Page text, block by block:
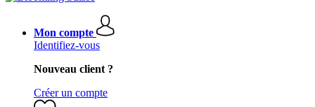
Mon compte
Identifiez-vous
Nouveau client ?
Créer un compte